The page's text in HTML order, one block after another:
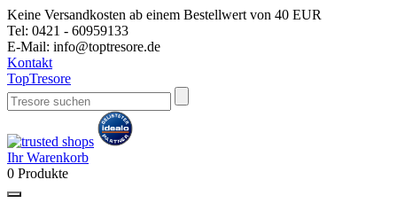
Keine Versandkosten ab einem Bestellwert von 40 EUR
Tel: 0421 - 60959133
E-Mail: info@toptresore.de
Kontakt
TopTresore
Ihr Warenkorb
0 Produkte